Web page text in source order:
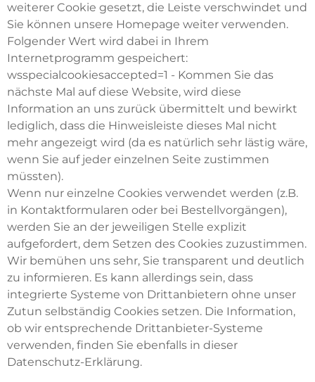
weiterer Cookie gesetzt, die Leiste verschwindet und
Sie können unsere Homepage weiter verwenden.
Folgender Wert wird dabei in Ihrem
Internetprogramm gespeichert:
wsspecialcookiesaccepted=1 - Kommen Sie das
nächste Mal auf diese Website, wird diese
Information an uns zurück übermittelt und bewirkt
lediglich, dass die Hinweisleiste dieses Mal nicht
mehr angezeigt wird (da es natürlich sehr lästig wäre,
wenn Sie auf jeder einzelnen Seite zustimmen
müssten).
Wenn nur einzelne Cookies verwendet werden (z.B.
in Kontaktformularen oder bei Bestellvorgängen),
werden Sie an der jeweiligen Stelle explizit
aufgefordert, dem Setzen des Cookies zuzustimmen.
Wir bemühen uns sehr, Sie transparent und deutlich
zu informieren. Es kann allerdings sein, dass
integrierte Systeme von Drittanbietern ohne unser
Zutun selbständig Cookies setzen. Die Information,
ob wir entsprechende Drittanbieter-Systeme
verwenden, finden Sie ebenfalls in dieser
Datenschutz-Erklärung.